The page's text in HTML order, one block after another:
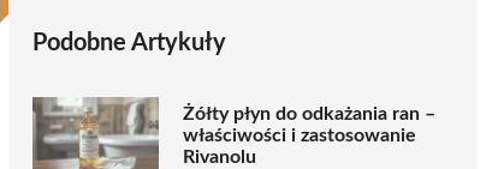
Podobne Artykuły
Żółty płyn do odkażania ran –
właściwości i zastosowanie
Rivanolu